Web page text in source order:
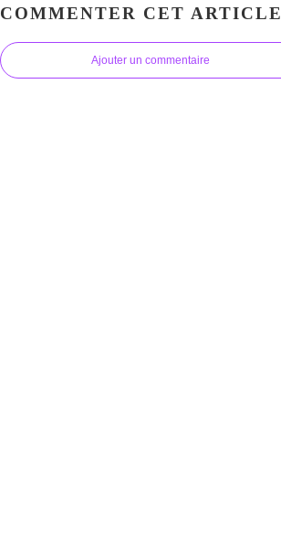
COMMENTER CET ARTICLE
Ajouter un commentaire